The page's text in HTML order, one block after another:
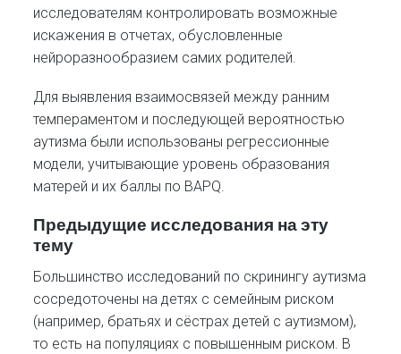
исследователям контролировать возможные
искажения в отчетах, обусловленные
нейроразнообразием самих родителей.​
Для выявления взаимосвязей между ранним
темпераментом и последующей вероятностью
аутизма были использованы регрессионные
модели, учитывающие уровень образования
матерей и их баллы по BAPQ.​
Предыдущие исследования на эту
тему
Большинство исследований по скринингу аутизма
сосредоточены на детях с семейным риском
(например, братьях и сёстрах детей с аутизмом),
то есть на популяциях с повышенным риском. В